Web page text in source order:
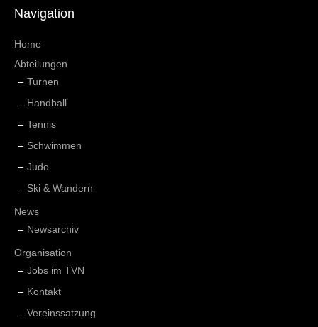
Navigation
Home
Abteilungen
Turnen
Handball
Tennis
Schwimmen
Judo
Ski & Wandern
News
Newsarchiv
Organisation
Jobs im TVN
Kontakt
Vereinssatzung